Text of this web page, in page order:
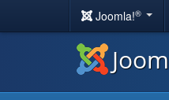
Joomla!®